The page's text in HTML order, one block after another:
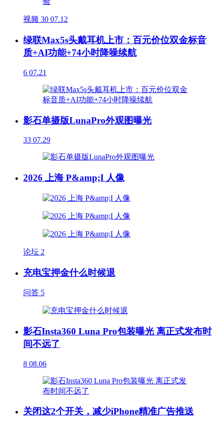
视频 30 07.12
绿联Max5s头戴耳机上市：百元价位双金标音
质+AI功能+74小时降噪续航
6 07.21
影石单摄版LunaPro外观图曝光
33 07.29
2026 上海 P&amp;I 人像
论坛 2
充电宝押金什么时候退
问答 5
影石Insta360 Luna Pro包装曝光 离正式发布时
间不远了
8 08.06
关闭这2个开关，减少iPhone精准广告推送